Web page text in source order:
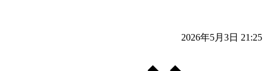
2026年5月3日 21:25